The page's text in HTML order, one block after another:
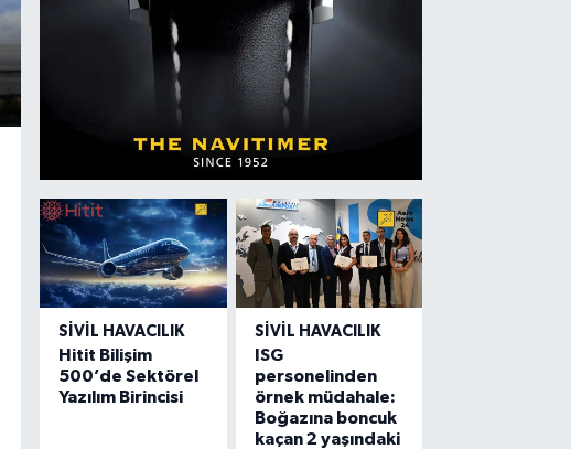
SIVIL HAVACILIK
Hitit Bilişim
500’de Sektörel
Yazılım Birincisi
SIVIL HAVACILIK
ISG
personelinden
örnek müdahale:
Boğazına boncuk
kaçan 2 yaşındaki